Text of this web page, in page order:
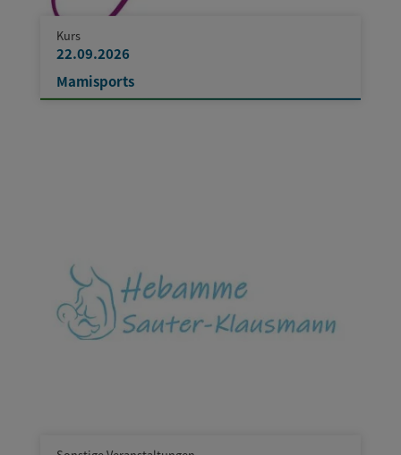
Kurs
22.09.2026
Mamisports